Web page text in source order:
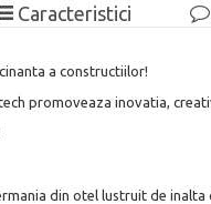
Caracteristici
a constructiilor!
promoveaza inovatia,
din otel lustruit de inalta